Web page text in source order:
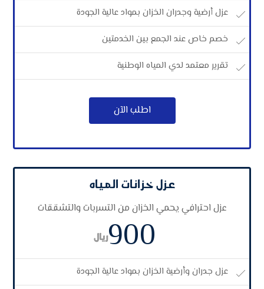
عزل أرضية وجدران الخزان بمواد عالية الجودة
خصم خاص عند الجمع بين الخدمتين
تقرير معتمد لدي المياه الوطنية
اطلب الآن
عزل خزانات المياه
عزل احترافي يحمي الخزان من التسربات والتشققات
900ريال
عزل جدران وأرضية الخزان بمواد عالية الجودة